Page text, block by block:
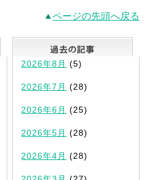
ページの先頭へ戻る
最新記事一覧
2026年8月 (5)
2026年7月 (28)
2026年6月 (25)
2026年5月 (28)
2026年4月 (28)